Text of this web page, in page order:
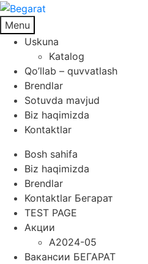
Menu
Uskuna
Katalog
Qo’llab – quvvatlash
Brendlar
Sotuvda mavjud
Biz haqimizda
Kontaktlar
Bosh sahifa
Biz haqimizda
Brendlar
Kontaktlar Бегарат
TEST PAGE
Акции
A2024-05
Вакансии БЕГАРАТ